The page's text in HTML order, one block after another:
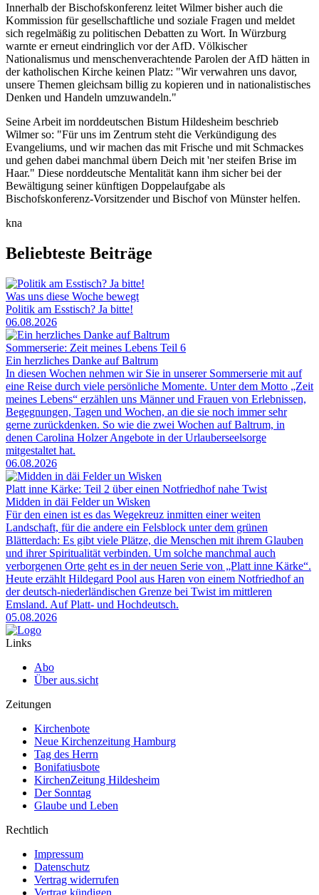
Innerhalb der Bischofskonferenz leitet Wilmer bisher auch die
Kommission für gesellschaftliche und soziale Fragen und meldet
sich regelmäßig zu politischen Debatten zu Wort. In Würzburg
warnte er erneut eindringlich vor der AfD. Völkischer
Nationalismus und menschenverachtende Parolen der AfD hätten in
der katholischen Kirche keinen Platz: "Wir verwahren uns davor,
unsere Themen gleichsam billig zu kopieren und in nationalistisches
Denken und Handeln umzuwandeln."
Seine Arbeit im norddeutschen Bistum Hildesheim beschrieb
Wilmer so: "Für uns im Zentrum steht die Verkündigung des
Evangeliums, und wir machen das mit Frische und mit Schmackes
und gehen dabei manchmal übern Deich mit 'ner steifen Brise im
Haar." Diese norddeutsche Mentalität kann ihm sicher bei der
Bewältigung seiner künftigen Doppelaufgabe als
Bischofskonferenz-Vorsitzender und Bischof von Münster helfen.
kna
Beliebteste Beiträge
Was uns diese Woche bewegt
Politik am Esstisch? Ja bitte!
06.08.2026
Sommerserie: Zeit meines Lebens Teil 6
Ein herzliches Danke auf Baltrum
In diesen Wochen nehmen wir Sie in unserer Sommerserie mit auf
eine Reise durch viele persönliche Momente. Unter dem Motto „Zeit
meines Lebens“ erzählen uns Männer und Frauen von Erlebnissen,
Begegnungen, Tagen und Wochen, an die sie noch immer sehr
gerne zurückdenken. So wie die zwei Wochen auf Baltrum, in
denen Carolina Holzer Angebote in der Urlauberseelsorge
mitgestaltet hat.
06.08.2026
Platt inne Kärke: Teil 2 über einen Notfriedhof nahe Twist
Midden in däi Felder un Wisken
Für den einen ist es das Wegekreuz inmitten einer weiten
Landschaft, für die andere ein Felsblock unter dem grünen
Blätterdach: Es gibt viele Plätze, die Menschen mit ihrem Glauben
und ihrer Spiritualität verbinden. Um solche manchmal auch
verborgenen Orte geht es in der neuen Serie von „Platt inne Kärke“.
Heute erzählt Hildegard Pool aus Haren von einem Notfriedhof an
der deutsch-niederländischen Grenze bei Twist im mittleren
Emsland. Auf Platt- und Hochdeutsch.
05.08.2026
Links
Abo
Über aus.sicht
Zeitungen
Kirchenbote
Neue Kirchenzeitung Hamburg
Tag des Herrn
Bonifatiusbote
KirchenZeitung Hildesheim
Der Sonntag
Glaube und Leben
Rechtlich
Impressum
Datenschutz
Vertrag widerrufen
Vertrag kündigen